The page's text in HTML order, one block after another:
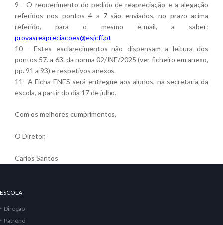
9 - O requerimento do pedido de reapreciação e a alegação
referidos nos pontos 4 a 7 são enviados, no prazo acima
referido, para o mesmo e-mail, a saber:
provasreapreciacoes@esjcff.pt
10 - Estes esclarecimentos não dispensam a leitura dos
pontos 57. a 63. da norma 02/JNE/2025 (ver ficheiro em anexo,
pp. 91 a 93) e respetivos anexos.
11- A Ficha ENES será entregue aos alunos, na secretaria da
escola, a partir do dia 17 de julho.
Com os melhores cumprimentos,
O Diretor,
Carlos Santos
ESCOLA
Direção
Patrono